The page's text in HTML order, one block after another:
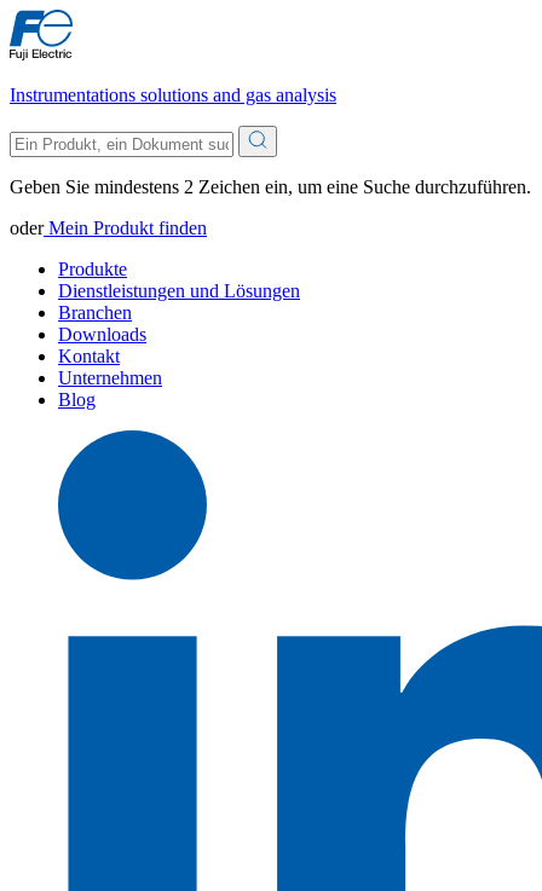
Instrumentations solutions and gas analysis
Geben Sie mindestens 2 Zeichen ein, um eine Suche durchzuführen.
oderMein Produkt finden
Produkte
Dienstleistungen und Lösungen
Branchen
Downloads
Kontakt
Unternehmen
Blog